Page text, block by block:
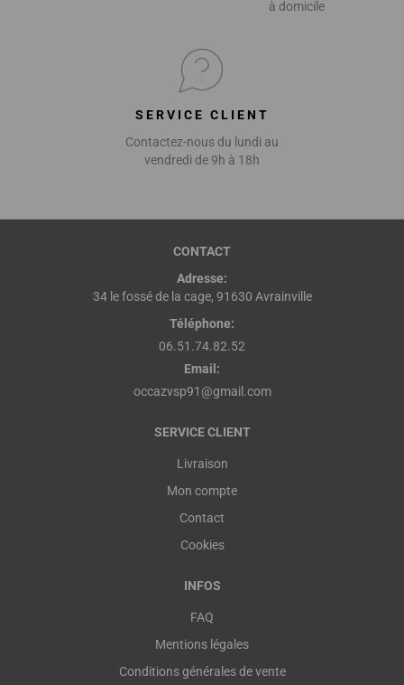
à domicile
SERVICE CLIENT
Contactez-nous du lundi au
vendredi de 9h à 18h
CONTACT
Adresse:
34 le fossé de la cage, 91630 Avrainville
Téléphone:
06.51.74.82.52
Email:
occazvsp91@gmail.com
SERVICE CLIENT
Livraison
Mon compte
Contact
Cookies
INFOS
FAQ
Mentions légales
Conditions générales de vente